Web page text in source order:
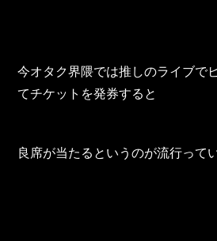
TOHO Group News
今オタク界隈では推しのライブで
てチケットを発券すると
良席が当たるというのが流行って